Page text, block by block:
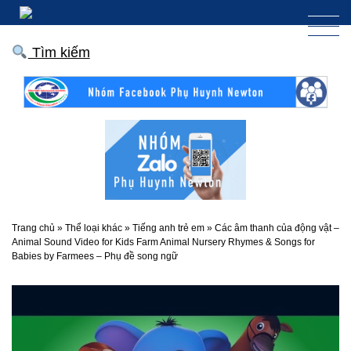
Tìm kiếm
Trang chủ » Thể loại khác » Tiếng anh trẻ em » Các âm thanh của động vật –
Animal Sound Video for Kids Farm Animal Nursery Rhymes & Songs for
Babies by Farmees – Phụ đề song ngữ